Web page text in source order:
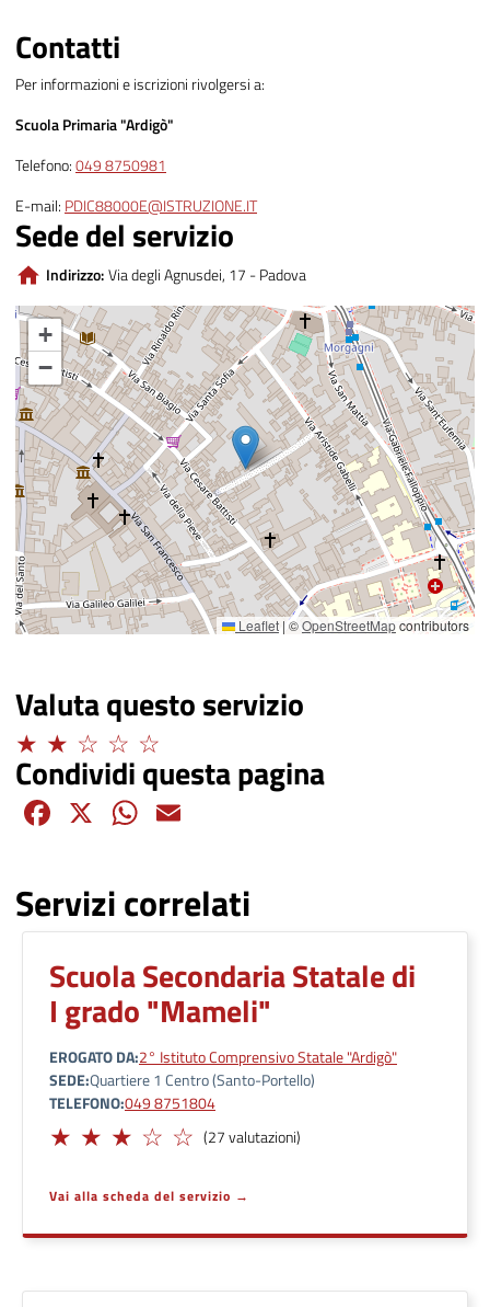
Contatti
Per informazioni e iscrizioni rivolgersi a:
Scuola Primaria "Ardigò"
Telefono:049 8750981
E-mail: PDIC88000E@ISTRUZIONE.IT
Sede del servizio
Indirizzo:Via degli Agnusdei, 17 - Padova
+
−
Leaflet | ©OpenStreetMapcontributors
Valuta questo servizio
Limitato
Condividi questa pagina
Facebook
X WhatsApp
Email
Servizi correlati
Scuola Secondaria Statale di
I grado "Mameli"
EROGATO DA 2° Istituto Comprensivo Statale "Ardigò"
SEDEQuartiere 1 Centro (Santo-Portello)
TELEFONO049 8751804
Adeguato
(27 valutazioni)
Vai alla scheda del servizio